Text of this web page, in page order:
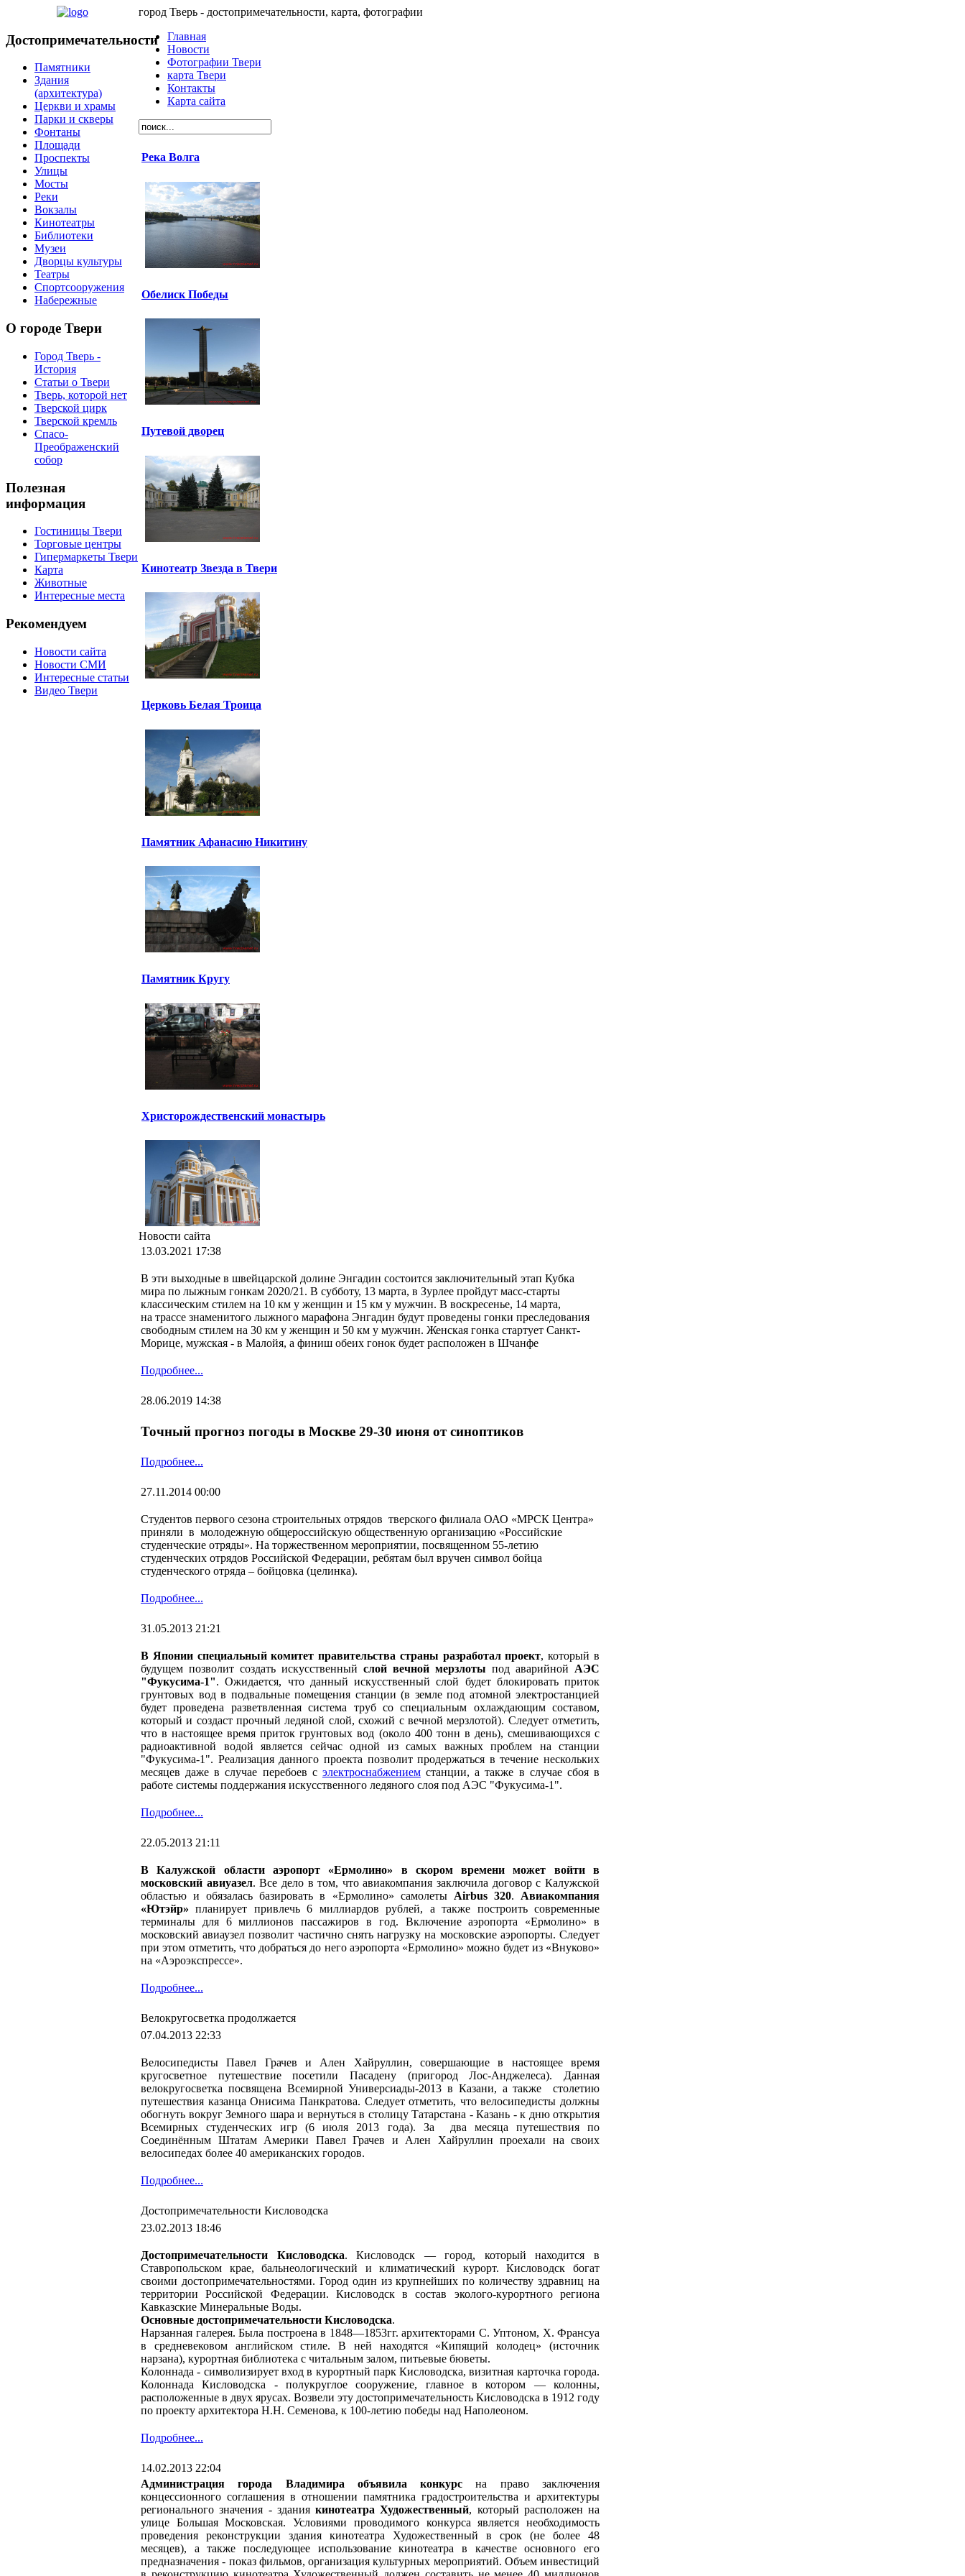
Достопримечательности
Памятники
Здания
(архитектура)
Церкви и храмы
Парки и скверы
Фонтаны
Площади
Проспекты
Улицы
Мосты
Реки
Вокзалы
Кинотеатры
Библиотеки
Музеи
Дворцы культуры
Театры
Спортсооружения
Набережные
О городе Твери
Город Тверь -
История
Статьи о Твери
Тверь, которой нет
Тверской цирк
Тверской кремль
Спасо-
Преображенский
собор
Полезная
информация
Гостиницы Твери
Торговые центры
Гипермаркеты Твери
Карта
Животные
Интересные места
Рекомендуем
Новости сайта
Новости СМИ
Интересные статьи
Видео Твери
город Тверь - достопримечательности, карта, фотографии
Главная
Новости
Фотографии Твери
карта Твери
Контакты
Карта сайта
Река Волга
Обелиск Победы
Путевой дворец
Кинотеатр Звезда в Твери
Церковь Белая Троица
Памятник Афанасию Никитину
Памятник Кругу
Христорождественский монастырь
Новости сайта
13.03.2021 17:38
В эти выходные в швейцарской долине Энгадин состоится заключительный этап Кубка
мира по лыжным гонкам 2020/21. В субботу, 13 марта, в Зурлее пройдут масс-старты
классическим стилем на 10 км у женщин и 15 км у мужчин. В воскресенье, 14 марта,
на трассе знаменитого лыжного марафона Энгадин будут проведены гонки преследования
свободным стилем на 30 км у женщин и 50 км у мужчин. Женская гонка стартует Санкт-
Морице, мужская - в Малойя, а финиш обеих гонок будет расположен в Шчанфе
Подробнее...
28.06.2019 14:38
Точный прогноз погоды в Москве 29-30 июня от синоптиков
Подробнее...
27.11.2014 00:00
Студентов первого сезона строительных отрядов тверского филиала ОАО «МРСК Центра»
приняли в молодежную общероссийскую общественную организацию «Российские
студенческие отряды». На торжественном мероприятии, посвященном 55-летию
студенческих отрядов Российской Федерации, ребятам был вручен символ бойца
студенческого отряда – бойцовка (целинка).
Подробнее...
31.05.2013 21:21
В Японии специальный комитет правительства страны разработал проект, который в
будущем позволит создать искусственный слой вечной мерзлоты под аварийной АЭС
"Фукусима-1". Ожидается, что данный искусственный слой будет блокировать приток
грунтовых вод в подвальные помещения станции (в земле под атомной электростанцией
будет проведена разветвленная система труб со специальным охлаждающим составом,
который и создаст прочный ледяной слой, схожий с вечной мерзлотой). Следует отметить,
что в настоящее время приток грунтовых вод (около 400 тонн в день), смешивающихся с
радиоактивной водой является сейчас одной из самых важных проблем на станции
"Фукусима-1". Реализация данного проекта позволит продержаться в течение нескольких
месяцев даже в случае перебоев с электроснабжениемстанции, а также в случае сбоя в
работе системы поддержания искусственного ледяного слоя под АЭС "Фукусима-1".
Подробнее...
22.05.2013 21:11
В Калужской области аэропорт «Ермолино» в скором времени может войти в
московский авиуазел. Все дело в том, что авиакомпания заключила договор с Калужской
областью и обязалась базировать в «Ермолино» самолеты Аirbus 320. Авиакомпания
«Ютэйр» планирует привлечь 6 миллиардов рублей, а также построить современные
терминалы для 6 миллионов пассажиров в год. Включение аэропорта «Ермолино» в
московский авиаузел позволит частично снять нагрузку на московские аэропорты. Следует
при этом отметить, что добраться до него аэропорта «Ермолино» можно будет из «Внуково»
на «Аэроэкспрессе».
Подробнее...
Велокругосветка продолжается
07.04.2013 22:33
Велосипедисты Павел Грачев и Ален Хайруллин, совершающие в настоящее время
кругосветное путешествие посетили Пасадену (пригород Лос-Анджелеса). Данная
велокругосветка посвящена Всемирной Универсиады-2013 в Казани, а также столетию
путешествия казанца Онисима Панкратова. Следует отметить, что велосипедисты должны
обогнуть вокруг Земного шара и вернуться в столицу Татарстана - Казань - к дню открытия
Всемирных студенческих игр (6 июля 2013 года). За два месяца путешествия по
Соединённым Штатам Америки Павел Грачев и Ален Хайруллин проехали на своих
велосипедах более 40 американских городов.
Подробнее...
Достопримечательности Кисловодска
23.02.2013 18:46
Достопримечательности Кисловодска. Кисловодск — город, который находится в
Ставропольском крае, бальнеологический и климатический курорт. Кисловодск богат
своими достопримечательностями. Город один из крупнейших по количеству здравниц на
территории Российской Федерации. Кисловодск в состав эколого-курортного региона
Кавказские Минеральные Воды.
Основные достопримечательности Кисловодска.
Нарзанная галерея. Была построена в 1848—1853гг. архитекторами С. Уптоном, Х. Франсуа
в средневековом английском стиле. В ней находятся «Кипящий колодец» (источник
нарзана), курортная библиотека с читальным залом, питьевые бюветы.
Колоннада - символизирует вход в курортный парк Кисловодска, визитная карточка города.
Колоннада Кисловодска - полукруглое сооружение, главное в котором — колонны,
расположенные в двух ярусах. Возвели эту достопримечательность Кисловодска в 1912 году
по проекту архитектора Н.Н. Семенова, к 100-летию победы над Наполеоном.
Подробнее...
14.02.2013 22:04
Администрация города Владимира объявила конкурс на право заключения
концессионного соглашения в отношении памятника градостроительства и архитектуры
регионального значения - здания кинотеатра Художественный, который расположен на
улице Большая Московская. Условиями проводимого конкурса является необходимость
проведения реконструкции здания кинотеатра Художественный в срок (не более 48
месяцев), а также последующее использование кинотеатра в качестве основного его
предназначения - показ фильмов, организация культурных мероприятий. Объем инвестиций